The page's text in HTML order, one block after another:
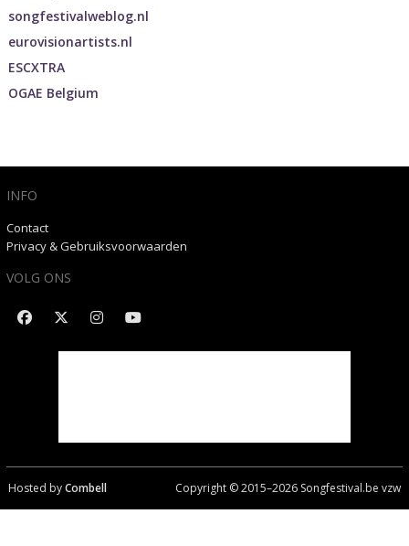
songfestivalweblog.nl
eurovisionartists.nl
ESCXTRA
OGAE Belgium
INFO
Contact
Privacy & Gebruiksvoorwaarden
VOLG ONS
Hosted byCombell Copyright © 2015–2026Songfestival.be vzw